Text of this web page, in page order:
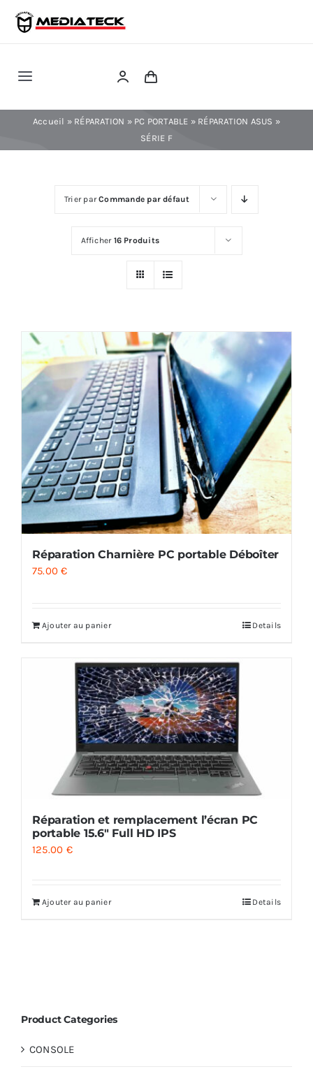
Skip
Toggle
Navigation
RÉPARATION
AUDIO
MAISON
PROMOTION
Accueil » RÉPARATION » PC PORTABLE » RÉPARATION ASUS »
SÉRIE F
Trier parCommande par défaut
Afficher 16 Produits
Réparation Charnière PC portable Déboîter
75.00€
Ajouter au panier Details
Réparation et remplacement l’écran PC
portable 15.6″ Full HD IPS
125.00 €
Ajouter au panier Details
Product Categories
CONSOLE